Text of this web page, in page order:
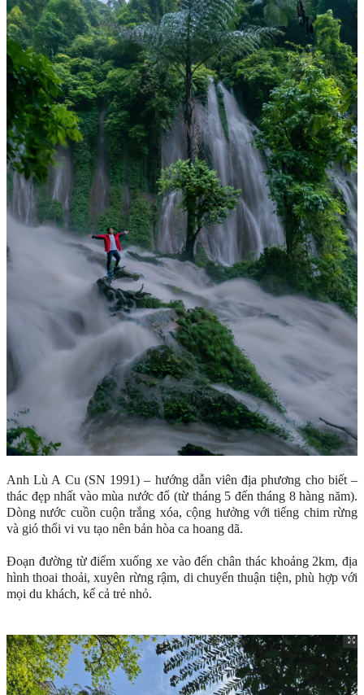
Anh Lù A Cu (SN 1991) – hướng dẫn viên địa phương cho biết –
thác đẹp nhất vào mùa nước đổ (từ tháng 5 đến tháng 8 hàng năm).
Dòng nước cuồn cuộn trắng xóa, cộng hưởng với tiếng chim rừng
và gió thổi vi vu tạo nên bản hòa ca hoang dã.
Đoạn đường từ điểm xuống xe vào đến chân thác khoảng 2km, địa
hình thoai thoải, xuyên rừng rậm, di chuyển thuận tiện, phù hợp với
mọi du khách, kể cả trẻ nhỏ.